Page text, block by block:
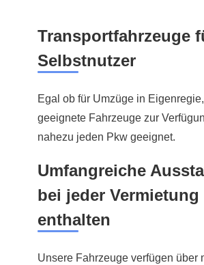
Transportfahrzeuge
Selbstnutzer
Egal ob für Umzüge in
geeignete Fahrzeuge zur
nahezu jeden Pkw geeignet.
Umfangreiche
bei jeder Vermietung
enthalten
Unsere Fahrzeuge verfügen über